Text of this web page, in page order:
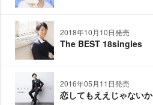
2018年10月10日発売
The BEST 18singles
2016年05月11日発売
恋してもええじゃないか